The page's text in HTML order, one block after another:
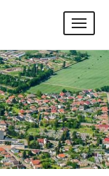
site
version